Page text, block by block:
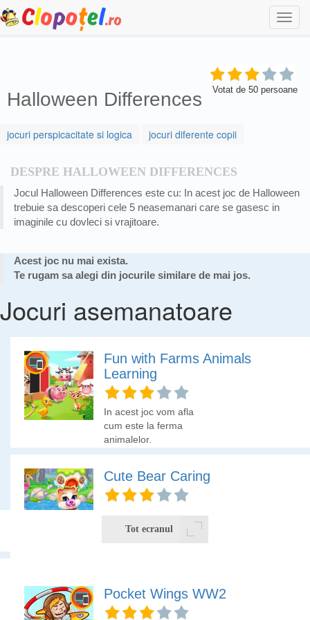
Halloween Differences Votat de 50 persoane
jocuri perspicacitate si logica jocuri diferente copii
DESPRE HALLOWEEN DIFFERENCES
Jocul Halloween Differences este cu: In acest joc de Halloween
trebuie sa descoperi cele 5 neasemanari care se gasesc in
imaginile cu dovleci si vrajitoare.
Acest joc nu mai exista.
Te rugam sa alegi din jocurile similare de mai jos.
Jocuri asemanatoare
Fun with Farms Animals
Learning
In acest joc vom afla
cum este la ferma
animalelor.
Cute Bear Caring
Ursuletul din padure este
un ursulet special si
tocmai de aceea are
deosebit. Trebuie sa te
joci cu el, sa-l speli si sa-i
Pocket Wings WW2
Tot ecranul
Foloseste mouse-ul si dai click acolo unde vezi diferenta.